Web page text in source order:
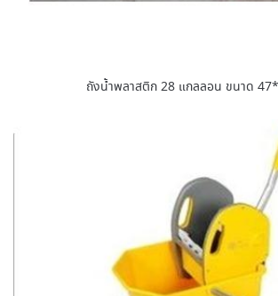
ถังน้ำพลาสติก 28 แกลลอน ขนาด